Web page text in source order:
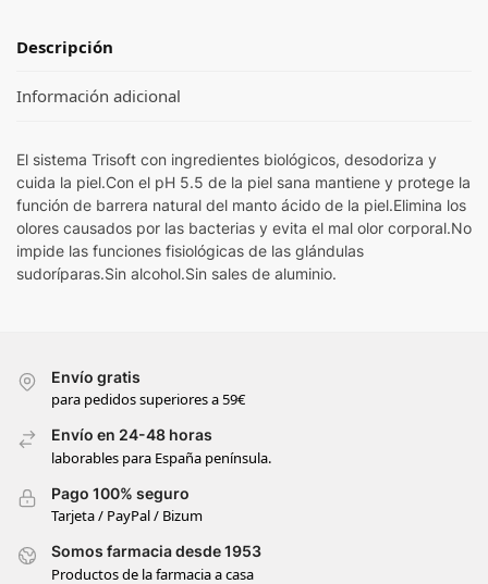
Descripción
Información adicional
El sistema Trisoft con ingredientes biológicos, desodoriza y
cuida la piel.Con el pH 5.5 de la piel sana mantiene y protege la
función de barrera natural del manto ácido de la piel.Elimina los
olores causados por las bacterias y evita el mal olor corporal.No
impide las funciones fisiológicas de las glándulas
sudoríparas.Sin alcohol.Sin sales de aluminio.
Envío gratis
para pedidos superiores a 59€
Envío en 24-48 horas
laborables para España península.
Pago 100% seguro
Tarjeta / PayPal / Bizum
Somos farmacia desde 1953
Productos de la farmacia a casa